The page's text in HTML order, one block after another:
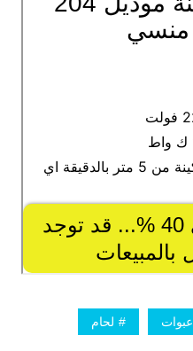
عبوات لحام